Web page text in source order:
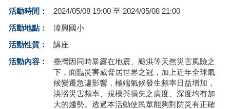
社大學習Q&A
友站連結
網路選課
活動時間：
2024/05/08 19:00 至 2024/05/08 21:00
活動地點：
漳興國小
活動性質：
講座
活動內容：
臺灣因同時暴露在地震、颱洪等天然災害風險之
下，面臨災害威脅居世界之冠，加上近年全球氣
候變遷急遽影響，極端氣候發生頻率日益增加，
洪澇災害頻率、規模與損失之廣度、深度均有加
大的趨勢。透過本活動使民眾能夠對防災有正確